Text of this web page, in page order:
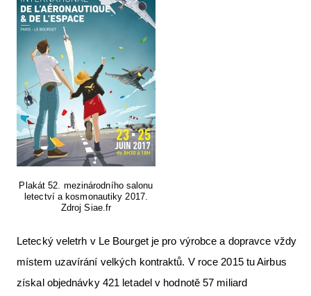
Plakát 52. mezinárodního salonu
letectví a kosmonautiky 2017.
Zdroj Siae.fr
Letecký veletrh v Le Bourget je pro výrobce a dopravce vždy
místem uzavírání velkých kontraktů. V roce 2015 tu Airbus
získal objednávky 421 letadel v hodnotě 57 miliard